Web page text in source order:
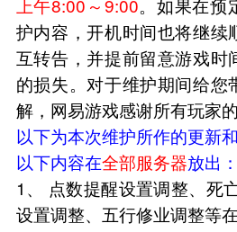
上午8:00～9:00。如果在预
护内容，开机时间也将继续
互转告，并提前留意游戏时
的损失。对于维护期间给您
解，网易游戏感谢所有玩家
以下为本次维护所作的更新
以下内容在全部服务器放出：
1、 点数提醒设置调整、死
设置调整、五行修业调整等